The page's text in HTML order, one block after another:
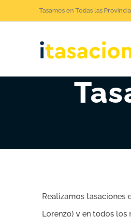
Tasamos en Todas las
Realizamos tasaciones
Lorenzo) y en todos los